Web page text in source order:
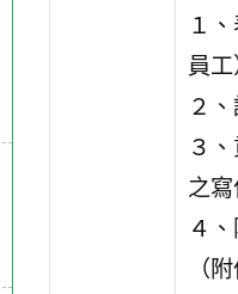
１
員
２
３
之寫
４
（